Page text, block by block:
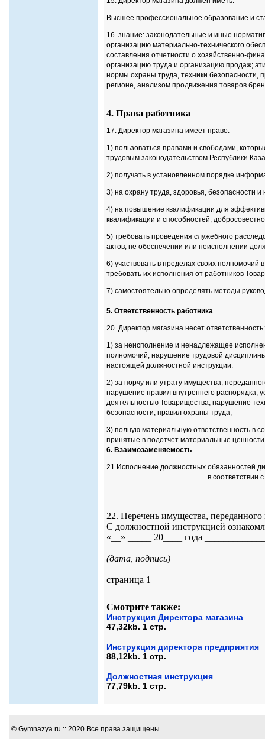
Высшее профессиональное образование и
16. знание: законодательные и иные
организацию материально-технического
составления отчетности о хозяйственно-
организацию труда и организацию продаж;
нормы охраны труда, техники
регионе, анализом продвижения товаров
4. Права работника
17. Директор магазина имеет право:
1) пользоваться правами и свободами,
трудовым законодательством Республики
2) получать в установленном порядке
3) на охрану труда, здоровья, безопасности
4) на повышение квалификации для
квалификации и способностей,
5) требовать проведения служебного
актов, не обеспечении или неисполнении
6) участвовать в пределах своих
требовать их исполнения от работников
7) самостоятельно определять методы
5. Ответственность работника
20. Директор магазина несет ответственность:
1) за неисполнение и ненадлежащее
полномочий, нарушение трудовой
настоящей должностной инструкции.
2) за порчу или утрату имущества,
нарушение правил внутреннего распорядка,
деятельностью Товарищества, нарушение
безопасности, правил охраны труда;
3) полную материальную ответственность в
принятые в подотчет материальные
6. Взаимозаменяемость
21.Исполнение должностных обязанностей
________________________ в соответствии
22. Перечень имущества, переданного
С должностной инструкцией
«__» _____ 20____ года
(дата, подпись)
страница 1
Смотрите также:
Инструкция Директора магазина
47,32kb. 1 стр.
Инструкция директора предприятия
88,12kb. 1 стр.
Должностная инструкция
77,79kb. 1 стр.
© Gymnazya.ru :: 2020 Все права защищены.